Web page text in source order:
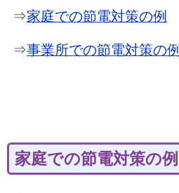
⇒家庭での節電対策の例
⇒事業所での節電対策の例
家庭での節電対策の例